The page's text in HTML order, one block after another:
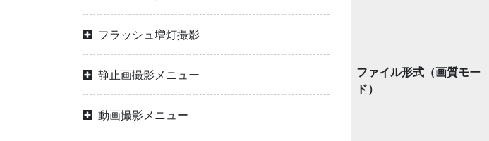
フラッシュ増灯撮影
静止画撮影メニュー
動画撮影メニュー
ファイル形式（画質モー
ド）